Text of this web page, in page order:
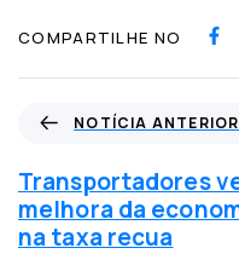
COMPARTILHE NO
t
í
c
i
NOTÍCIA ANTERIOR
Transportadores
melhora da
na taxa recua